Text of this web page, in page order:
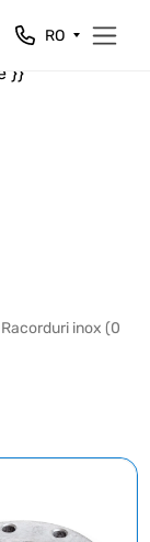
}}
RO
Racorduri inox (02)